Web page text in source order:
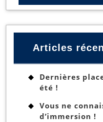
Articles
Dernières
été !
Vous ne
d’immersion !